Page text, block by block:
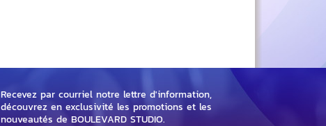
Recevez par courriel notre lettre d'information,
découvrez en exclusivité les promotions et les
nouveautés de BOULEVARD STUDIO.